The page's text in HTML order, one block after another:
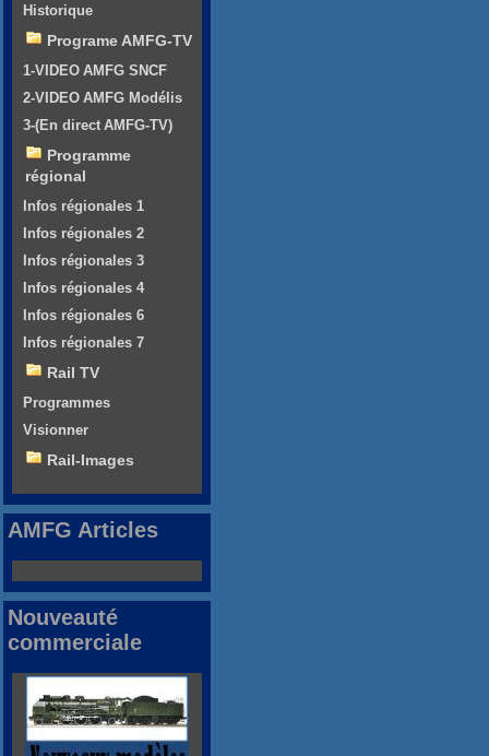
Historique
Programe AMFG-TV
1-VIDEO AMFG SNCF
2-VIDEO AMFG Modélis
3-(En direct AMFG-TV)
Programme
régional
Infos régionales 1
Infos régionales 2
Infos régionales 3
Infos régionales 4
Infos régionales 6
Infos régionales 7
Rail TV
Programmes
Visionner
Rail-Images
AMFG Articles
Nouveauté
commerciale